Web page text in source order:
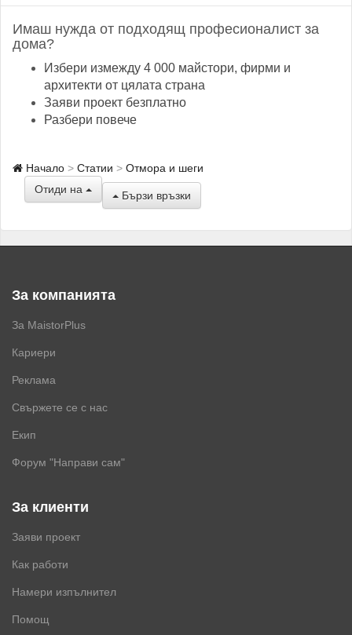
Имаш нужда от подходящ професионалист за
дома?
Избери измежду 4 000 майстори, фирми и
архитекти от цялата страна
Заяви проект безплатно
Разбери повече
Начало Статии
Отмора и шеги
Отиди на
Бързи връзки
За компанията
За MaistorPlus
Кариери
Реклама
Свържете се с нас
Екип
Форум "Направи сам"
За клиенти
Заяви проект
Как работи
Намери изпълнител
Помощ